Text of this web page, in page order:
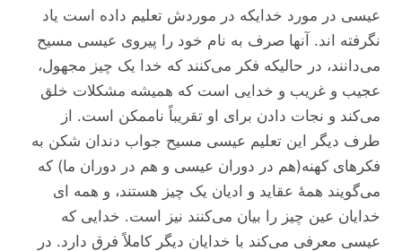
عیسی در مورد خدایکه در موردش تعلیم داده است یاد
نگرفته اند. آنها صرف به نام خود را پیروی عیسی مسیح
می‌دانند، در حالیکه فکر می‌کنند که خدا یک چیز مجهول،
عجیب و غریب و خدایی است که همیشه مشکلات خلق
می‌کند و نجات دادن برای او تقریباً ناممکن است. از
طرف دیگر این تعلیم عیسی مسیح جواب دندان شکن به
فکر‌های کهنه(هم در دوران عیسی و هم در دوران ما) که
می‌گویند همۀ عقاید و ادیان یک چیز هستند، و همه ای
خدایان عین چیز را بیان می‌کنند نیز است. خدایی که
عیسی معرفی می‌کند با خدایان دیگر کاملاً فرق دارد. در